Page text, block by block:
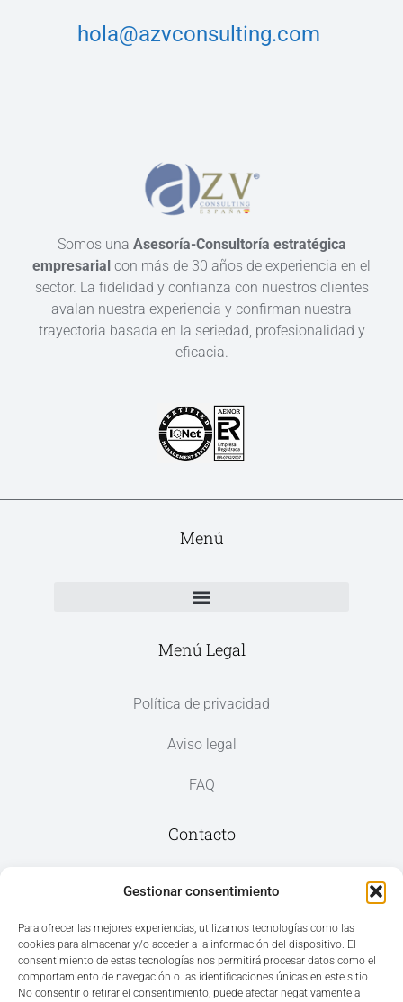
Gestionar consentimiento
Para ofrecer las mejores experiencias, utilizamos tecnologías como las
cookies para almacenar y/o acceder a la información del dispositivo. El
consentimiento de estas tecnologías nos permitirá procesar datos como el
comportamiento de navegación o las identificaciones únicas en este sitio.
No consentir o retirar el consentimiento, puede afectar negativamente a
hola@azvconsulting.com
Somos una Asesoría-Consultoría estratégica
empresarial con más de 30 años de experiencia en el
sector. La fidelidad y confianza con nuestros clientes
avalan nuestra experiencia y confirman nuestra
trayectoria basada en la seriedad, profesionalidad y
eficacia.
Menú
Menú Legal
Política de privacidad
Aviso legal
FAQ
Contacto
Av. del Mar, 59, 03187 Los Montesinos,
+34 965 207 262
hola@azvconsulting.com